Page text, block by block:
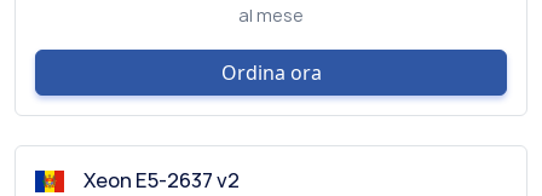
al mese
Ordina ora
Xeon E5-2637 v2